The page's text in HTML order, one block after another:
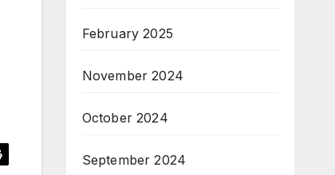
February 2025
November 2024
October 2024
September 2024